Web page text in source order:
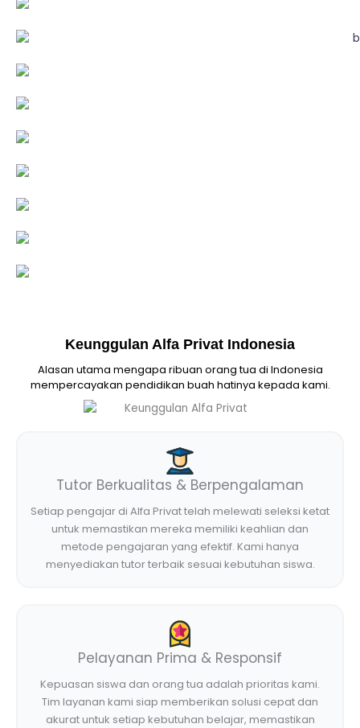
Keunggulan Alfa Privat Indonesia
Alasan utama mengapa ribuan orang tua di Indonesia
mempercayakan pendidikan buah hatinya kepada kami.
Tutor Berkualitas & Berpengalaman
Setiap pengajar di Alfa Privat telah melewati seleksi ketat
untuk memastikan mereka memiliki keahlian dan
metode pengajaran yang efektif. Kami hanya
menyediakan tutor terbaik sesuai kebutuhan siswa.
Pelayanan Prima & Responsif
Kepuasan siswa dan orang tua adalah prioritas kami.
Tim layanan kami siap memberikan solusi cepat dan
akurat untuk setiap kebutuhan belajar, memastikan